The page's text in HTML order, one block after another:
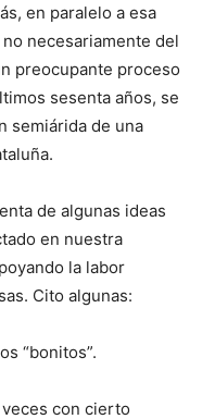
en paralelo a esa
necesariamente del
preocupante proceso
sesenta años, se
semiárida de una
de algunas ideas
en nuestra
la labor
Cito algunas:
“bonitos”.
con cierto